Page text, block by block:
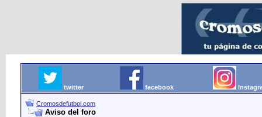
twitter facebook
Cromosdefutbol.com
Aviso del foro